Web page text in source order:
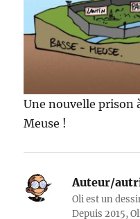
Une nouvelle prison
Meuse !
Auteur/
Oli est un
Depuis 2015,